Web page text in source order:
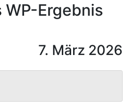
Ergebnis
7. März 2026